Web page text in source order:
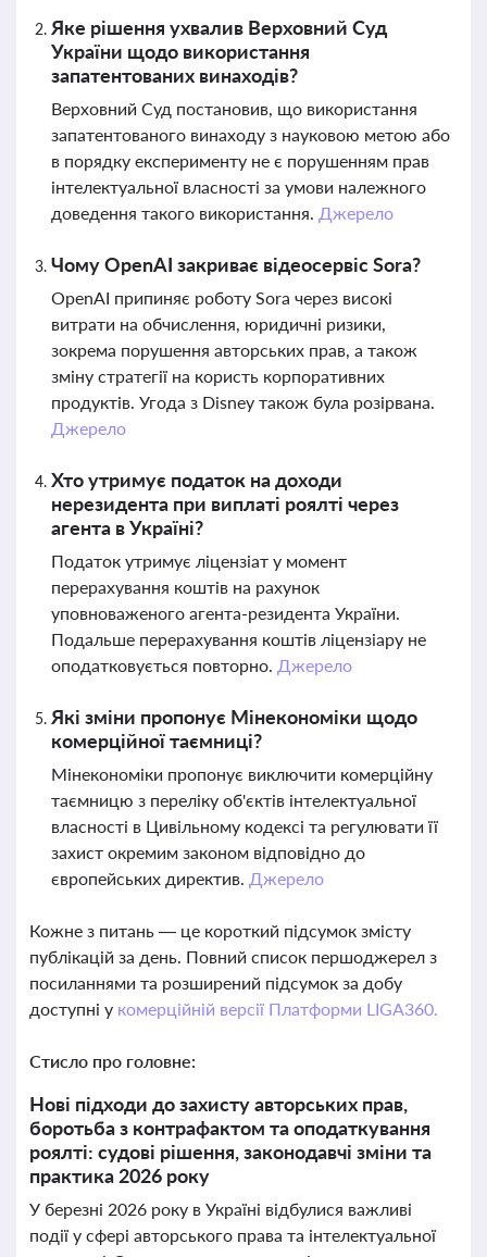
Яке рішення ухвалив Верховний Суд
України щодо використання
запатентованих винаходів?
Верховний Суд постановив, що використання
запатентованого винаходу з науковою метою або
в порядку експерименту не є порушенням прав
інтелектуальної власності за умови належного
доведення такого використання. Джерело
Чому OpenAI закриває відеосервіс Sora?
OpenAI припиняє роботу Sora через високі
витрати на обчислення, юридичні ризики,
зокрема порушення авторських прав, а також
зміну стратегії на користь корпоративних
продуктів. Угода з Disney також була розірвана.
Джерело
Хто утримує податок на доходи
нерезидента при виплаті роялті через
агента в Україні?
Податок утримує ліцензіат у момент
перерахування коштів на рахунок
уповноваженого агента-резидента України.
Подальше перерахування коштів ліцензіару не
оподатковується повторно. Джерело
Які зміни пропонує Мінекономіки щодо
комерційної таємниці?
Мінекономіки пропонує виключити комерційну
таємницю з переліку об'єктів інтелектуальної
власності в Цивільному кодексі та регулювати її
захист окремим законом відповідно до
європейських директив. Джерело
Кожне з питань — це короткий підсумок змісту
публікацій за день. Повний список першоджерел з
посиланнями та розширений підсумок за добу
доступні у комерційній версії Платформи LIGA360.
Стисло про головне:
Нові підходи до захисту авторських прав,
боротьба з контрафактом та оподаткування
роялті: судові рішення, законодавчі зміни та
практика 2026 року
У березні 2026 року в Україні відбулися важливі
події у сфері авторського права та інтелектуальної